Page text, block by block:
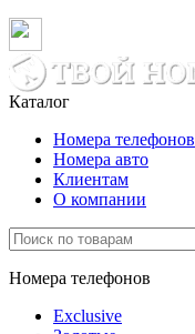
Каталог
Номера телефонов
Номера авто
Клиентам
О компании
Номера телефонов
Exclusive